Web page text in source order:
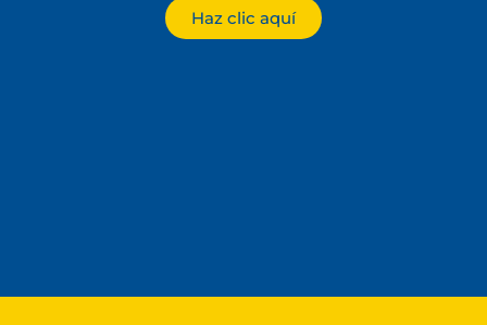
Haz clic aquí